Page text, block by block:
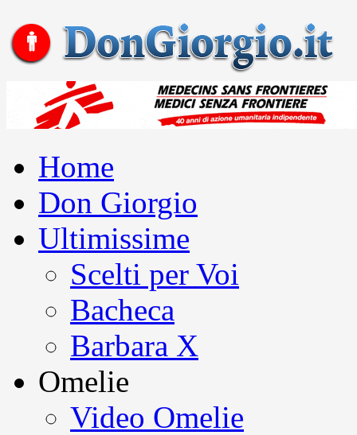
Home
Don Giorgio
Ultimissime
Scelti per Voi
Bacheca
Barbara X
Omelie
Video Omelie